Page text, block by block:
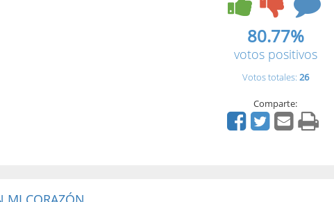
80.77%
votos positivos
Votos totales: 26
Comparte: